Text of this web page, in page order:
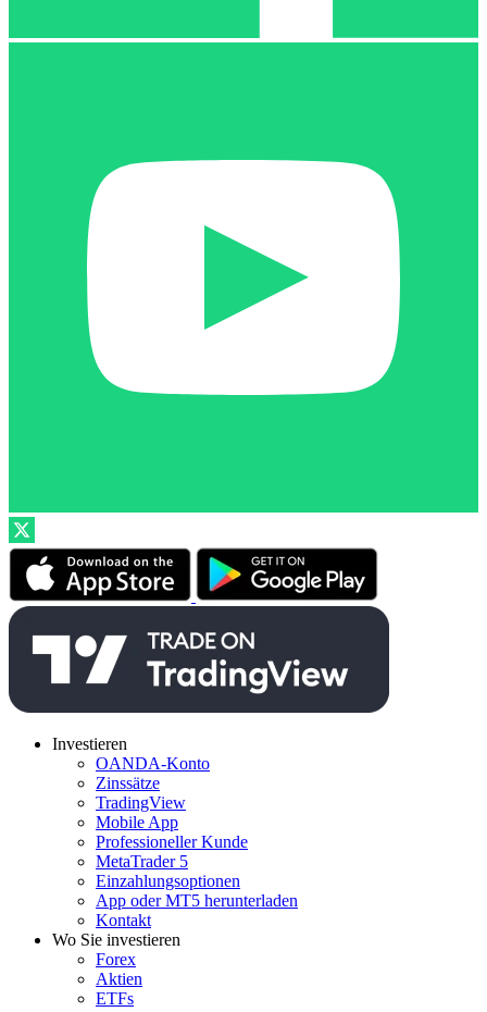
Investieren
OANDA-Konto
Zinssätze
TradingView
Mobile App
Professioneller Kunde
MetaTrader 5
Einzahlungsoptionen
App oder MT5 herunterladen
Kontakt
Wo Sie investieren
Forex
Aktien
ETFs